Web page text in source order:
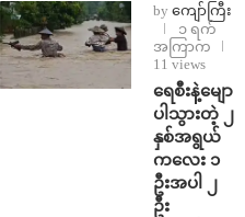
by ကျော်ကြီး
၁ ရက်
အကြာက
11 views
ရေစီးနဲ့မျော
ပါသွားတဲ့ ၂
နှစ်အရွယ်
ကလေး ၁
ဦးအပါ ၂
ဦး